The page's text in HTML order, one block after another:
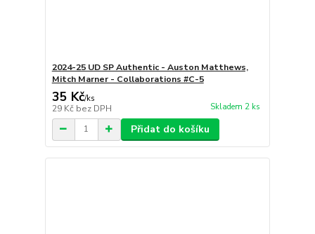
2024-25 UD SP Authentic - Auston Matthews,
Mitch Marner - Collaborations #C-5
35 Kč/ks
29 Kč bez DPH Skladem 2 ks
Přidat do košíku